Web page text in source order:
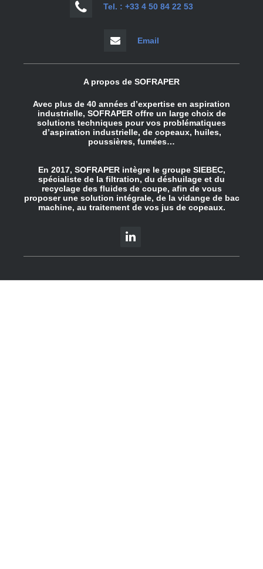
Tel. : +33 4 50 84 22 53
Email
A propos de SOFRAPER
Avec plus de 40 années d’expertise en aspiration
industrielle, SOFRAPER offre un large choix de
solutions techniques pour vos problématiques
d’aspiration industrielle, de copeaux, huiles,
poussières, fumées…
En 2017, SOFRAPER intègre le groupe SIEBEC,
spécialiste de la filtration, du déshuilage et du
recyclage des fluides de coupe, afin de vous
proposer une solution intégrale, de la vidange de bac
machine, au traitement de vos jus de copeaux.